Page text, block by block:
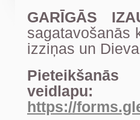
GARĪGĀS
sagatavošanās
izziņas un
veidlapu:
https://